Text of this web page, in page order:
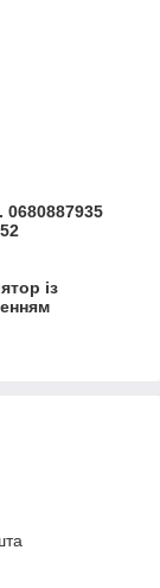
0680887935
із